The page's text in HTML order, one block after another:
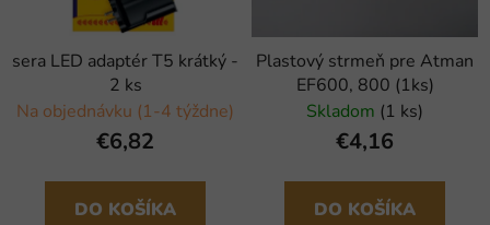
sera LED adaptér T5 krátký -
2 ks
Na objednávku (1-4 týždne)
€6,82
DO KOŠÍKA
Plastový strmeň pre Atman
EF600, 800 (1ks)
Skladom (1 ks)
€4,16
DO KOŠÍKA